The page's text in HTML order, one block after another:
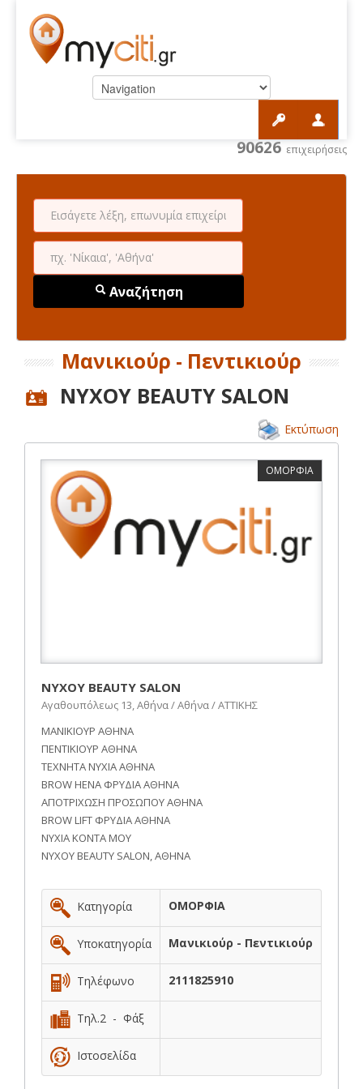
90626 επιχειρήσεις
Αναζήτηση
Μανικιούρ - Πεντικιούρ
ΝΥΧΟΥ BEAUTY SALON
Εκτύπωση
ΟΜΟΡΦΙΑ
ΝΥΧΟΥ BEAUTY SALON
Αγαθουπόλεως 13, Αθήνα / Αθήνα / ΑΤΤΙΚΗΣ
ΜΑΝΙΚΙΟΥΡ ΑΘΗΝΑ
ΠΕΝΤΙΚΙΟΥΡ ΑΘΗΝΑ
ΤΕΧΝΗΤΑ ΝΥΧΙΑ ΑΘΗΝΑ
BROW HENA ΦΡΥΔΙΑ ΑΘΗΝΑ
ΑΠΟΤΡΙΧΩΣΗ ΠΡΟΣΩΠΟΥ ΑΘΗΝΑ
BROW LIFT ΦΡΥΔΙΑ ΑΘΗΝΑ
ΝΥΧΙΑ ΚΟΝΤΑ ΜΟΥ
ΝΥΧΟΥ BEAUTY SALON, ΑΘΗΝΑ
Κατηγορία ΟΜΟΡΦΙΑ
Υποκατηγορία Μανικιούρ - Πεντικιούρ
Τηλέφωνο 2111825910
Τηλ.2 - Φάξ
Ιστοσελίδα